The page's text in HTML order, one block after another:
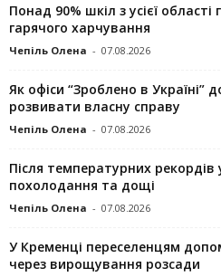
Понад 90% шкіл з усієї
гарячого харчування
Чепіль Олена - 07.08.2026
Як офіси “Зроблено в Україні”
розвивати власну справу
Чепіль Олена - 07.08.2026
Після температурних рекордів
похолодання та дощі
Чепіль Олена - 07.08.2026
У Кременці переселенцям
через вирощування розсади